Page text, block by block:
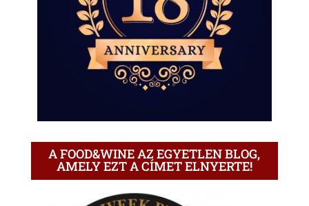
A FOOD&WINE AZ EGYETLEN BLOG,
AMELY EZT A CÍMET ELNYERTE!